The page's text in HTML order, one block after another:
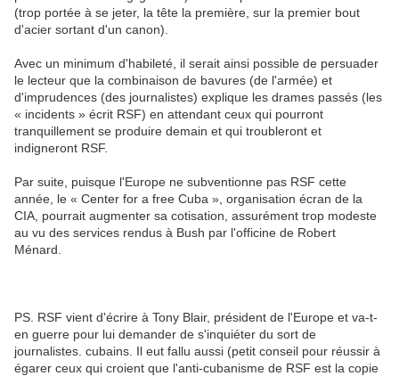
(trop portée à se jeter, la tête la première, sur la premier bout
d'acier sortant d'un canon).
Avec un minimum d'habileté, il serait ainsi possible de persuader
le lecteur que la combinaison de bavures (de l'armée) et
d'imprudences (des journalistes) explique les drames passés (les
« incidents » écrit RSF) en attendant ceux qui pourront
tranquillement se produire demain et qui troubleront et
indigneront RSF.
Par suite, puisque l'Europe ne subventionne pas RSF cette
année, le « Center for a free Cuba », organisation écran de la
CIA, pourrait augmenter sa cotisation, assurément trop modeste
au vu des services rendus à Bush par l'officine de Robert
Ménard.
PS. RSF vient d'écrire à Tony Blair, président de l'Europe et va-t-
en guerre pour lui demander de s'inquiéter du sort de
journalistes. cubains. Il eut fallu aussi (petit conseil pour réussir à
égarer ceux qui croient que l'anti-cubanisme de RSF est la copie